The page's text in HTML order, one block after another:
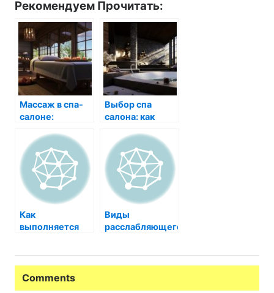
Рекомендуем Прочитать:
Массаж в спа-
салоне:
расслабления и
обновления
Выбор спа
салона: как
идеальное
место для
релакса
Как
выполняется
Виды
расслабляющего
Comments